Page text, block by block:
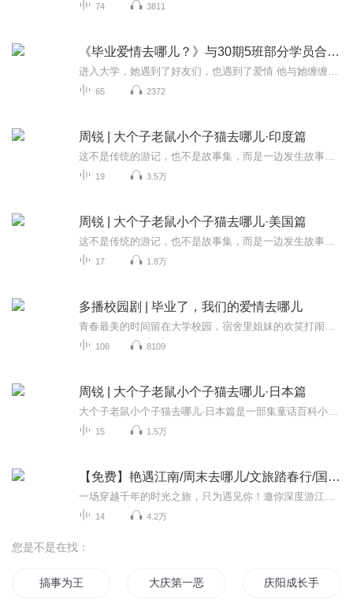
74 3811
《毕业爱情去哪儿？》与30期5班部分学员合作作品
65 2372
周锐 | 大个子老鼠小个子猫去哪儿·印度篇
19 3.5万
周锐 | 大个子老鼠小个子猫去哪儿·美国篇
17 1.8万
多播校园剧 | 毕业了，我们的爱情去哪儿
108 8109
周锐 | 大个子老鼠小个子猫去哪儿·日本篇
15 1.5万
【免费】艳遇江南/周末去哪儿/文旅踏春行/国风网红
14 4.2万
您是不是在找：
搞事为王 大庆第一恶 庆阳成长手札